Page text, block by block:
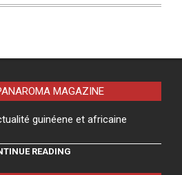
MAGAZINE
guinéene et africaine
READING